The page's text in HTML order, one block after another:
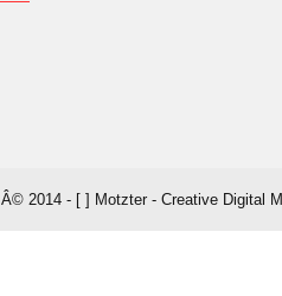
Â© 2014 - [ ] Motzter - Creative Digital